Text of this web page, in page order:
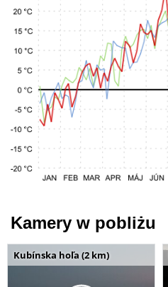
Kamery w pobliżu
Kubínska hoľa (2 km)